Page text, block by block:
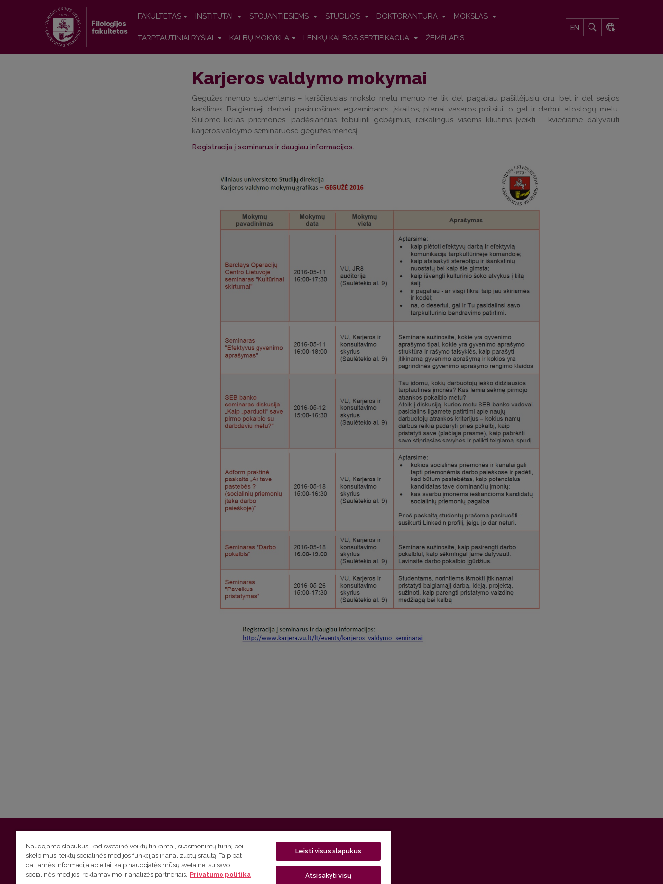
FAKULTETAS INSTITUTAI STOJANTIESIEMS STUDIJOS DOKTORANTŪRA MOKSLAS
TARPTAUTINIAI RYŠIAI KALBŲ MOKYKLA LENKŲ KALBOS SERTIFIKACIJA ŽEMĖLAPIS
EN
Karjeros valdymo mokymai
Gegužės mėnuo studentams – karščiausias mokslo metų mėnuo ne tik dėl pagaliau pašiltėjusių orų, bet ir dėl sesijos
karštinės. Baigiamieji darbai, pasiruošimas egzaminams, įskaitos, planai vasaros poilsiui, o gal ir darbui atostogų metu.
Siūlome kelias priemones, padėsiančias tobulinti gebėjimus, reikalingus visoms kliūtims įveikti – kviečiame dalyvauti
karjeros valdymo seminaruose gegužės mėnesį.
Registracija į seminarus ir daugiau informacijos.
Vilniaus universitetas Filologijos fakultetas | Universiteto g. 5, LT-01131 Vilnius
Studijų skyriaus(studijų ir tvarkaraščio klausimai) tel. (0 5) 268 7208 | El. paštasstudijos@flf.vu.lt
Administracijos(personalo, auditorijų ir komunikacijos klausimai) tel. (0 5) 268 7207 | El. paštasflf@flf.vu.lt
Naudojame slapukus, kad svetainė veiktų tinkamai, suasmenintų turinį bei
skelbimus, teiktų socialinės medijos funkcijas ir analizuotų srautą. Taip pat
dalijamės informacija apie tai, kaip naudojatės mūsų svetaine, su savo
socialinės medijos, reklamavimo ir analizės partneriais. Privatumo politika
Leisti visus slapukus
Atsisakyti visų